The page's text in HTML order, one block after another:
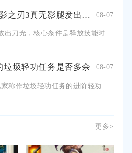
怎么样才能让影之刃3真无影腿发出刀光 08-07
垃圾轻功任务是否多余 08-07
更多>